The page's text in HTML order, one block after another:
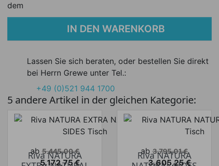
dem
IN DEN WARENKORB
Lassen Sie sich beraten, oder bestellen Sie direkt
bei Herrn Grewe unter Tel.:
+49 (0)521 944 1700
5 andere Artikel in der gleichen Kategorie:
Verkaufspreis
ab 5.445,00 €
5.172,75 €
Riva NATURA
Verkaufspreis
ab 3.795,01 €
3.605,25 €
Riva NATURA